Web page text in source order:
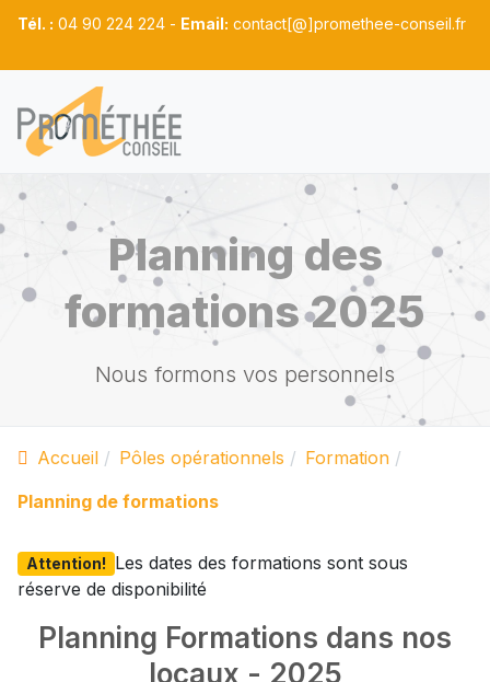
Tél. : 04 90 224 224 - Email: contact[@]promethee-conseil.fr
Planning des
formations 2025
Nous formons vos personnels
Accueil Pôles opérationnels
Formation
Planning de formations
Attention! Les dates des formations sont sous
réserve de disponibilité
Planning Formations dans nos
locaux - 2025